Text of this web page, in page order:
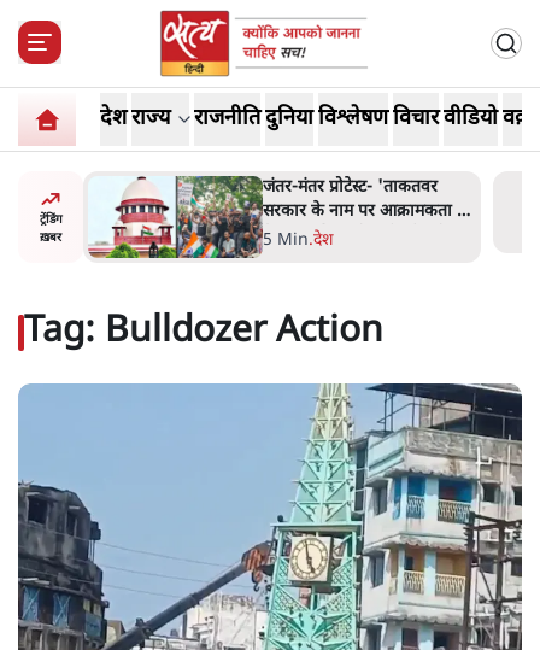
देशराज्य राजनीतिदुनियाविश्लेषणविचारवीडियो
ट्रेंडिंग
ख़बर
से
जंतर-मंतर प्रोटेस्ट- 'ताकतवर
सरकार के नाम पर आक्रामकता न
दिखाए पुलिस, जेन जी को सुने':
5 Min.देश
Tag: Bulldozer Action